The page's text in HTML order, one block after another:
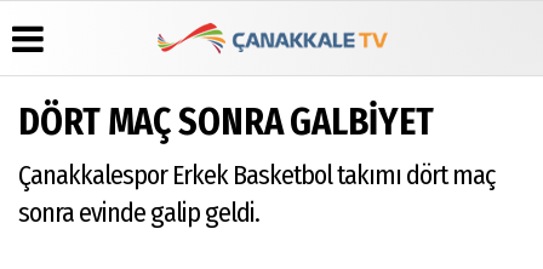
Haber
Arşivi
Durumu
Gazete
Manşetleri
Yazarları
İletişim
DÖRT MAÇ SONRA GALBİYET
Çanakkalespor Erkek Basketbol takımı dört maç
sonra evinde galip geldi.